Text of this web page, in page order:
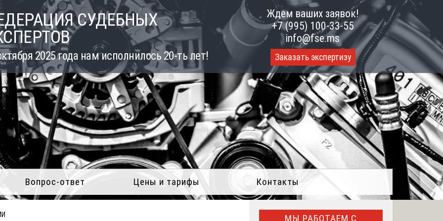
СУДЕБНЫХ
2025 года нам исполнилось 20-ть лет!
Ждем ваших заявок!
+7 (995) 100-33-55
info@fse.ms
Заказать экспертизу
Вопрос-ответ Цены и тарифы Контакты
МЫ РАБОТАЕМ С